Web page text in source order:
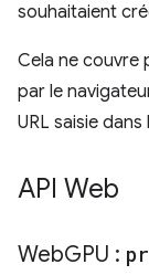
souhaitaient
Cela ne couvre
par le
URL saisie
API Web
WebGPU :